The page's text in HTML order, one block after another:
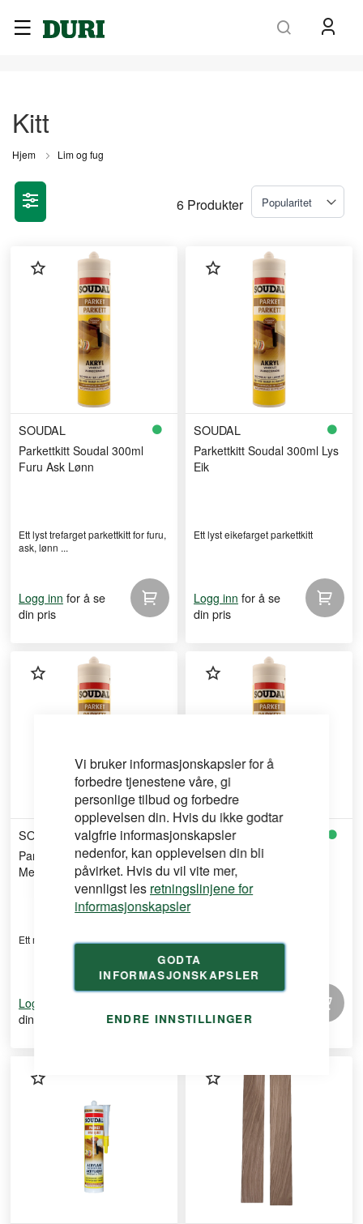
Vi bruker informasjonskapsler for å
forbedre tjenestene våre, gi
personlige tilbud og forbedre
opplevelsen din. Hvis du ikke godtar
valgfrie informasjonskapsler
nedenfor, kan opplevelsen din bli
påvirket. Hvis du vil vite mer,
vennligst les retningslinjene for
informasjonskapsler
GODTA
INFORMASJONSKAPSLER
ENDRE INNSTILLINGER
Kitt
Hjem Lim og fug
6 Produkter
SOUDAL
Parkettkitt Soudal 300ml
Furu Ask Lønn
Ett lyst trefarget parkettkitt for furu,
ask, lønn ...
Logg inn for å se
din pris
SOUDAL
Parkettkitt Soudal 300ml Lys
Eik
Ett lyst eikefarget parkettkitt
Logg inn for å se
din pris
SOUDAL
Parkettkitt Soudal 300ml
Merbau
Ett mørkt merbaufarget parkettkitt
Logg inn
din pris
SOUDAL
Parkettkitt soudal 300ml
mørk eik/kirsebærtre
Ett mørkt eik/kirsebærtrefarget
din pris